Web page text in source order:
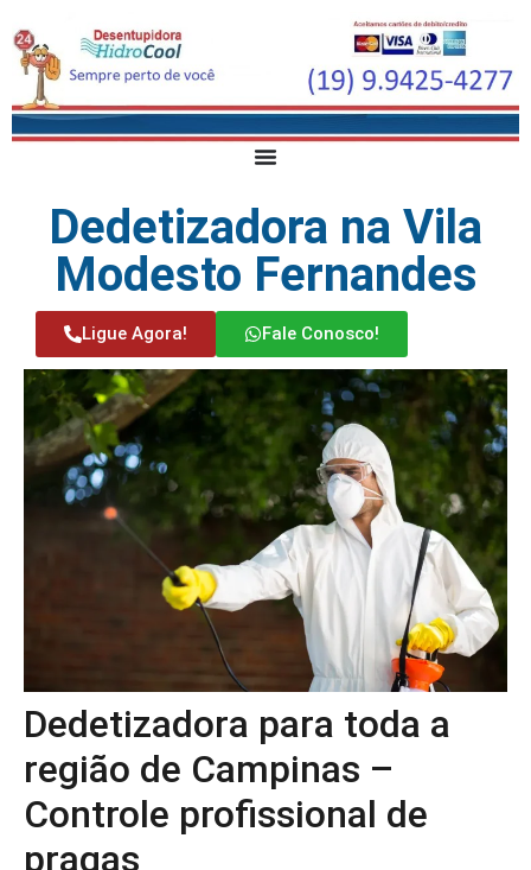
Dedetizadora na Vila
Modesto Fernandes
Ligue Agora! Fale Conosco!
Dedetizadora para toda a
região de Campinas –
Controle profissional de
pragas